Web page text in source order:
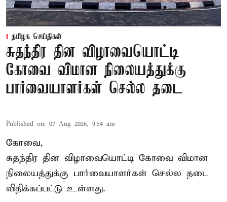
தமிழக செய்திகள்
சுதந்திர தின விழாவையொட்டி
கோவை விமான நிலையத்துக்கு
பார்வையாளர்கள் செல்ல தடை
Published on: 07 Aug 2026, 9:54 am
கோவை,
சுதந்திர தின விழாவையொட்டி கோவை விமான
நிலையத்துக்கு பார்வையாளர்கள் செல்ல தடை
விதிக்கப்பட்டு உள்ளது.